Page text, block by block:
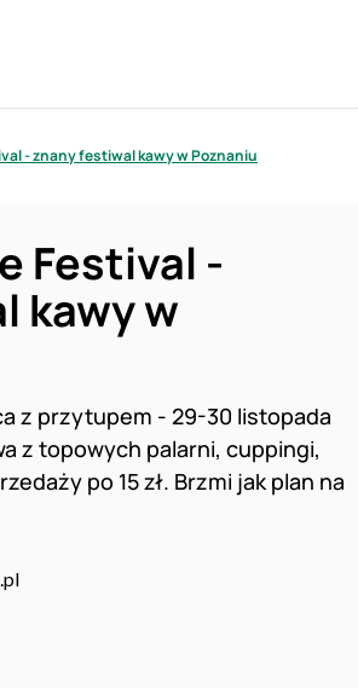
- znany festiwal kawy w Poznaniu
Festival -
kawy w
z przytupem - 29-30 listopada
z topowych palarni, cuppingi,
po 15 zł. Brzmi jak plan na